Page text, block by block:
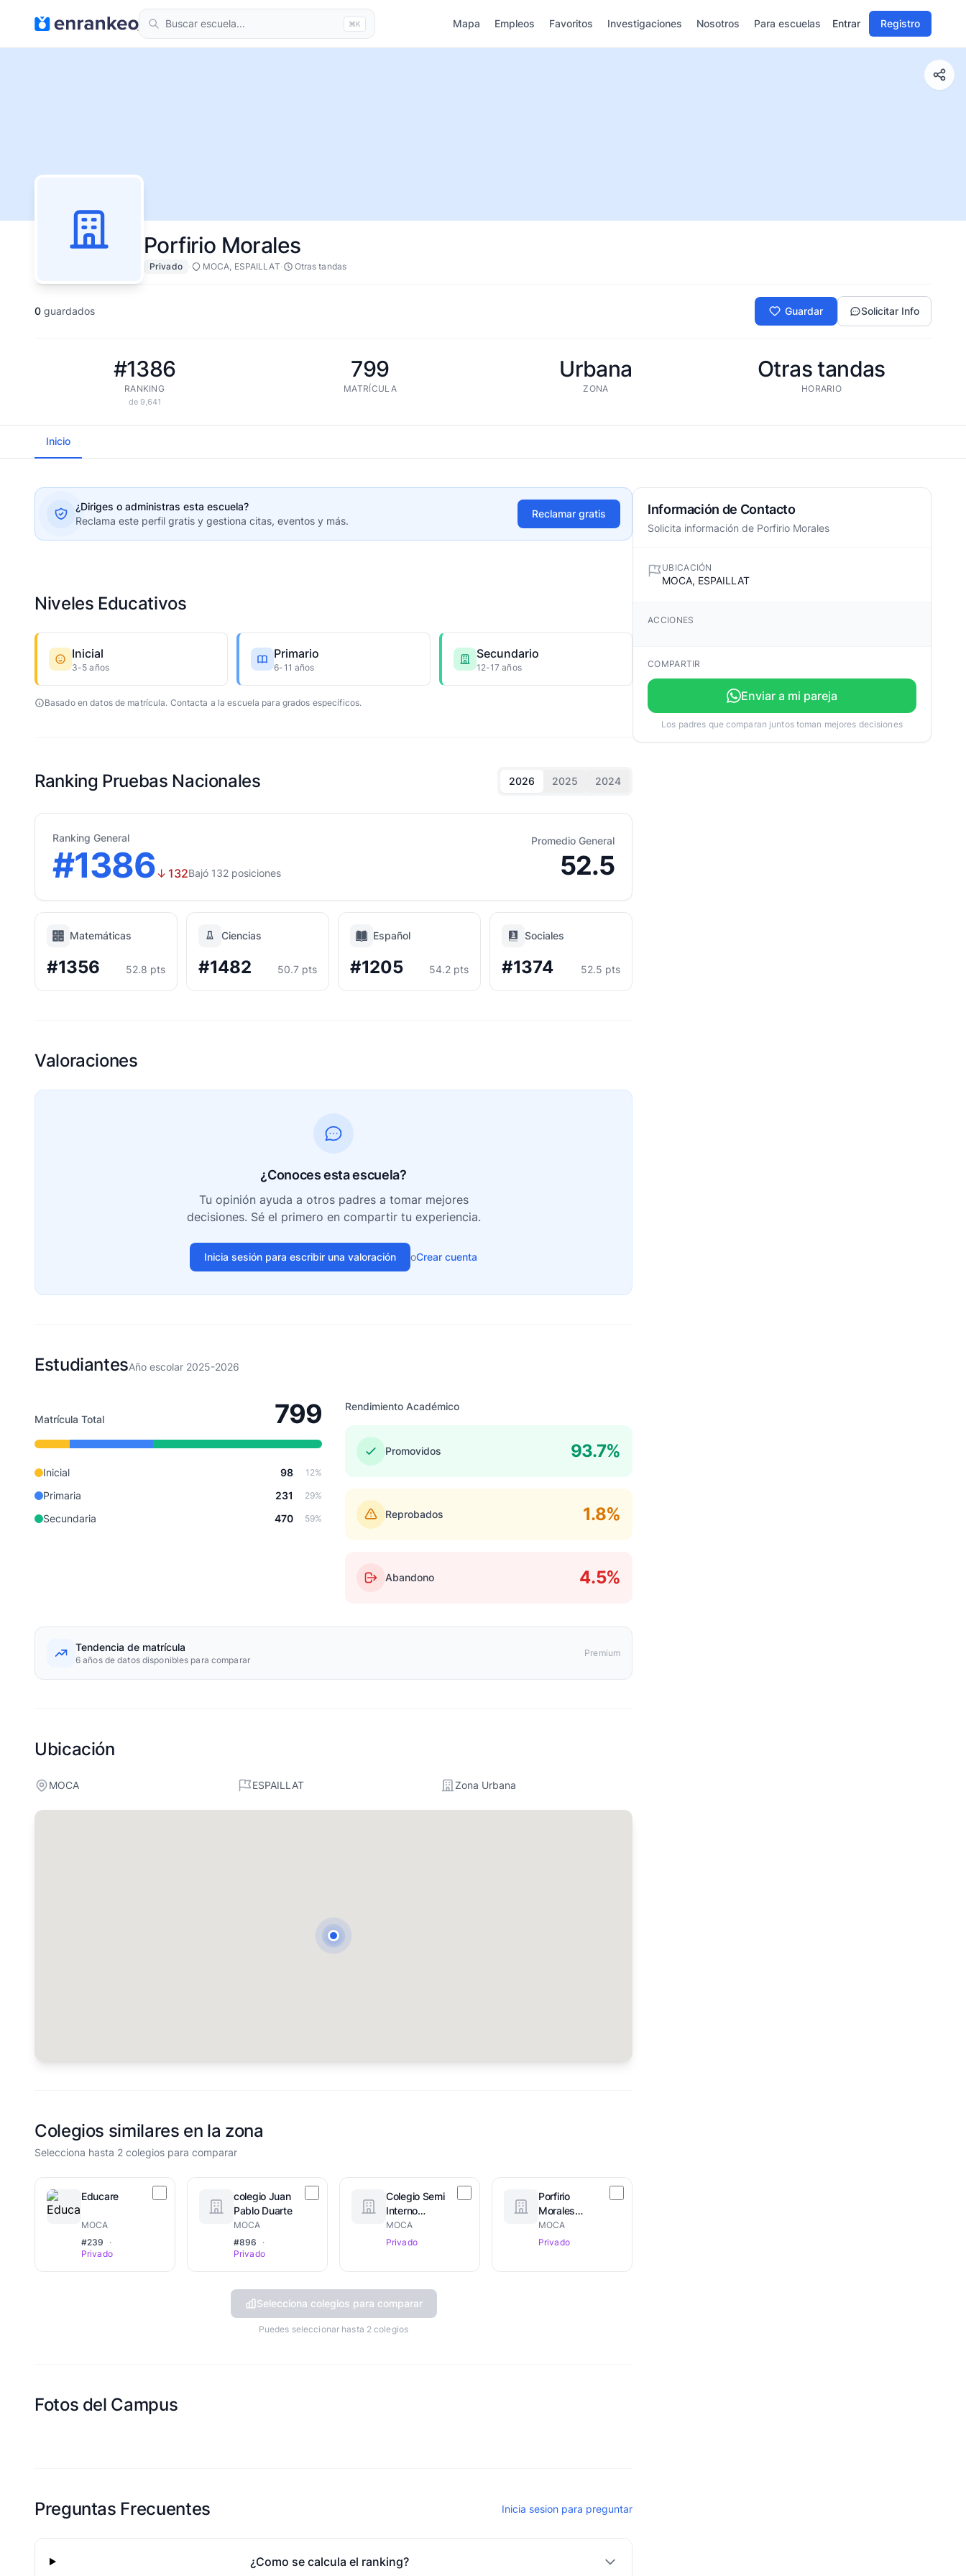
⌘K Mapa Empleos Favoritos Investigaciones Nosotros Para escuelas Entrar Registro
Porfirio Morales
Privado · MOCA, ESPAILLAT· Otras tandas
0 guardados Guardar Solicitar Info
#1386
RANKING
de 9,641
799
MATRÍCULA
Urbana
ZONA
Otras tandas
HORARIO
Inicio
¿Diriges o administras esta escuela?
Reclama este perfil gratis y gestiona citas, eventos y más.
Reclamar gratis
Niveles Educativos
Inicial
3-5 años
Primario
6-11 años
Secundario
12-17 años
Basado en datos de matrícula. Contacta a la escuela para grados específicos.
Ranking Pruebas Nacionales 2026 2025 2024
Ranking General
#1386↓ 132Bajó 132 posiciones
Promedio General
52.5
Matemáticas
#1356 52.8 pts
Ciencias
#1482 50.7 pts
Español
#1205 54.2 pts
Sociales
#1374 52.5 pts
Valoraciones
¿Conoces esta escuela?
Tu opinión ayuda a otros padres a tomar mejores
decisiones. Sé el primero en compartir tu experiencia.
Inicia sesión para escribir una valoración oCrear cuenta
EstudiantesAño escolar 2025-2026
Matrícula Total 799
Inicial 98 12%
Primaria 231 29%
Secundaria 470 59%
Rendimiento Académico
Promovidos 93.7%
Reprobados 1.8%
Abandono 4.5%
Tendencia de matrícula
6 años de datos disponibles para comparar
Premium
Ubicación
MOCA ESPAILLAT Zona Urbana
Colegios similares en la zona
Selecciona hasta 2 colegios para comparar
Educare
MOCA
#239
·
Privado
colegio Juan
Pablo Duarte
MOCA
#896
·
Privado
Colegio Semi
Interno
Spiniano
MOCA
Privado
Porfirio
Morales
(Matutina y
Vespertina)
MOCA
Privado
Selecciona colegios para comparar
Puedes seleccionar hasta 2 colegios
Fotos del Campus
Preguntas Frecuentes Inicia sesion para preguntar
¿Como se calcula el ranking?
Información de Contacto
Solicita información de Porfirio Morales
UBICACIÓN
MOCA, ESPAILLAT
ACCIONES
COMPARTIR
Enviar a mi pareja
Los padres que comparan juntos toman mejores decisiones